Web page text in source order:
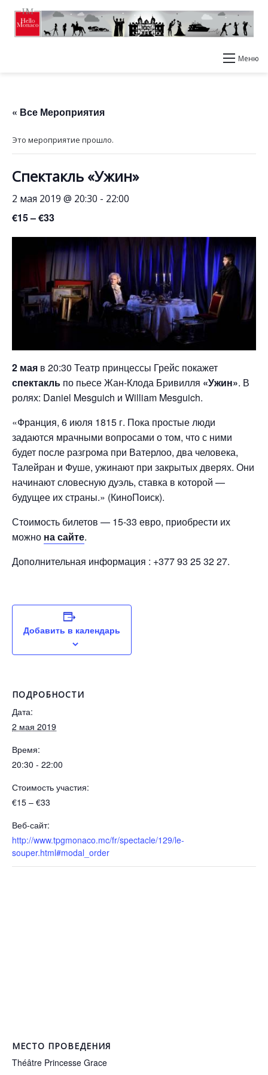
Меню
« Все Мероприятия
Это мероприятие прошло.
Спектакль «Ужин»
2 мая 2019 @ 20:30 - 22:00
€15 – €33
2 мая в 20:30 Театр принцессы Грейс покажет
спектакль по пьесе Жан-Клода Бривилля «Ужин». В
ролях: Daniel Mesguich и William Mesguich.
«Франция, 6 июля 1815 г. Пока простые люди
задаются мрачными вопросами о том, что с ними
будет после разгрома при Ватерлоо, два человека,
Талейран и Фуше, ужинают при закрытых дверях. Они
начинают словесную дуэль, ставка в которой —
будущее их страны.» (КиноПоиск).
Стоимость билетов — 15-33 евро, приобрести их
можно на сайте.
Дополнительная информация : +377 93 25 32 27.
Добавить в календарь
ПОДРОБНОСТИ
Дата:
2 мая 2019
Время:
20:30 - 22:00
Стоимость участия:
€15 – €33
Веб-сайт:
http://www.tpgmonaco.mc/fr/spectacle/129/le-
souper.html#modal_order
МЕСТО ПРОВЕДЕНИЯ
Théâtre Princesse Grace